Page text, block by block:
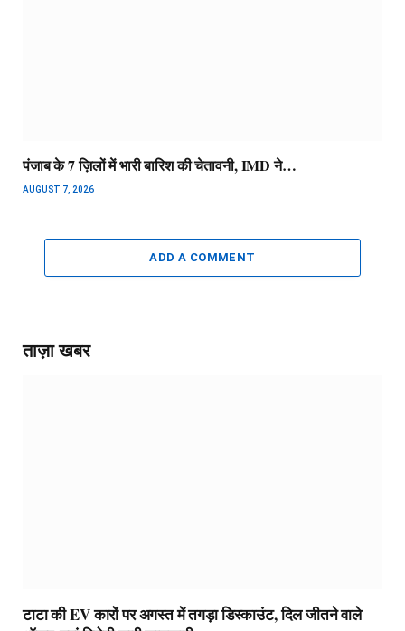
पंजाब के 7 ज़िलों में भारी बारिश की चेतावनी, IMD ने…
AUGUST 7, 2026
ADD A COMMENT
ताज़ा खबर
टाटा की EV कारों पर अगस्त में तगड़ा डिस्काउंट, दिल जीतने वाले